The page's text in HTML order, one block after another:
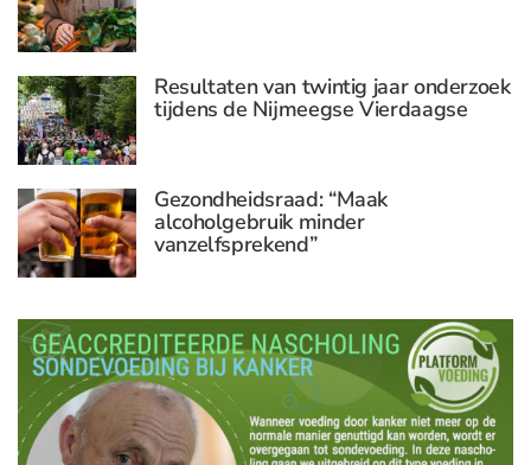
Resultaten van twintig jaar onderzoek
tijdens de Nijmeegse Vierdaagse
Gezondheidsraad: “Maak
alcoholgebruik minder
vanzelfsprekend”